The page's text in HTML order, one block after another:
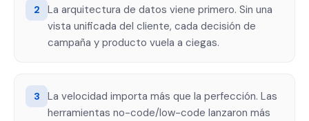
2
La arquitectura de datos viene primero. Sin una
vista unificada del cliente, cada decisión de
campaña y producto vuela a ciegas.
3
La velocidad importa más que la perfección. Las
herramientas no-code/low-code lanzaron más